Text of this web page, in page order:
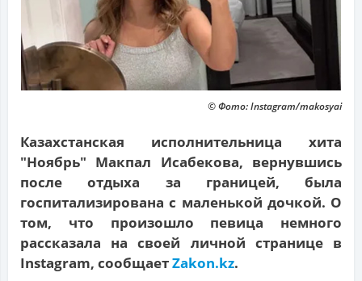
© Фото: Instagram/makosyai
Казахстанская исполнительница хита
"Ноябрь" Макпал Исабекова, вернувшись
после отдыха за границей, была
госпитализирована с маленькой дочкой. О
том, что произошло певица немного
рассказала на своей личной странице в
Instagram, сообщаетZakon.kz.